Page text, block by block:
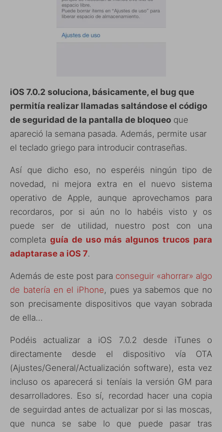
iOS 7.0.2 soluciona, básicamente, el bug que
permitía realizar llamadas saltándose el código
de seguridad de la pantalla de bloqueo que
apareció la semana pasada. Además, permite usar
el teclado griego para introducir contraseñas.
Así que dicho eso, no esperéis ningún tipo de
novedad, ni mejora extra en el nuevo sistema
operativo de Apple, aunque aprovechamos para
recordaros, por si aún no lo habéis visto y os
puede ser de utilidad, nuestro post con una
completa guía de uso más algunos trucos para
adaptarase a iOS 7.
Además de este post para conseguir «ahorrar» algo
de batería en el iPhone, pues ya sabemos que no
son precisamente dispositivos que vayan sobrada
de ella…
Podéis actualizar a iOS 7.0.2 desde iTunes o
directamente desde el dispositivo vía OTA
(Ajustes/General/Actualización software), esta vez
incluso os aparecerá si teníais la versión GM para
desarrolladores. Eso sí, recordad hacer una copia
de seguirdad antes de actualizar por si las moscas,
que nunca se sabe lo que puede pasar tras